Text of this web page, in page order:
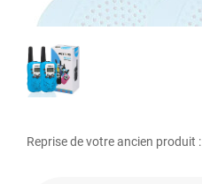
Reprise de votre ancien produit :